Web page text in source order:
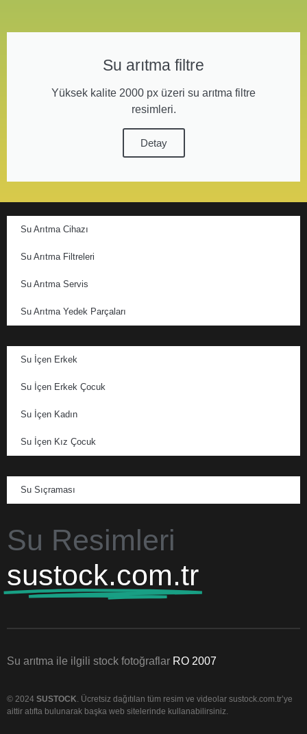
Su arıtma filtre
Yüksek kalite 2000 px üzeri su arıtma filtre
resimleri.
Detay
Su Arıtma Cihazı
Su Arıtma Filtreleri
Su Arıtma Servis
Su Arıtma Yedek Parçaları
Su İçen Erkek
Su İçen Erkek Çocuk
Su İçen Kadın
Su İçen Kız Çocuk
Su Sıçraması
Su Resimleri
sustock.com.tr
Su arıtma ile ilgili stock fotoğraflar RO 2007
© 2024 SUSTOCK. Ücretsiz dağıtılan tüm resim ve videolar sustock.com.tr’ye
aittir atıfta bulunarak başka web sitelerinde kullanabilirsiniz.